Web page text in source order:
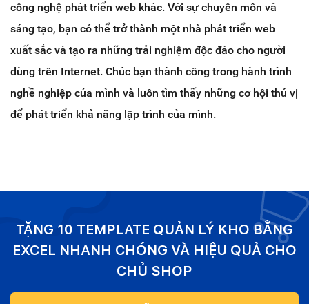
công nghệ phát triển web khác. Với sự chuyên môn và
sáng tạo, bạn có thể trở thành một nhà phát triển web
xuất sắc và tạo ra những trải nghiệm độc đáo cho người
dùng trên Internet. Chúc bạn thành công trong hành trình
nghề nghiệp của mình và luôn tìm thấy những cơ hội thú vị
để phát triển khả năng lập trình của mình.
TẶNG 10 TEMPLATE QUẢN LÝ KHO BẰNG
EXCEL NHANH CHÓNG VÀ HIỆU QUẢ CHO
CHỦ SHOP